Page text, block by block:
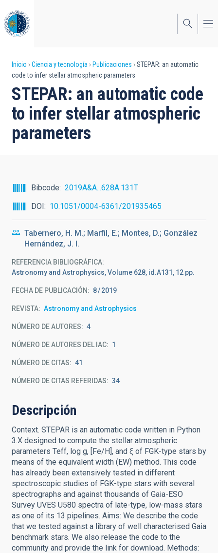
al
contenido
principal
Sobrescribir
enlaces
de
ayuda
a
Inicio Ciencia y tecnología Publicaciones
STEPAR: an automatic
code to infer stellar atmospheric parameters
STEPAR: an automatic code
to infer stellar atmospheric
parameters
Bibcode
2019A&A...628A.131T
DOI
10.1051/0004-6361/201935465
Tabernero, H. M.; Marfil, E.; Montes, D.; González
Hernández, J. I.
REFERENCIA BIBLIOGRÁFICA
Astronomy and Astrophysics, Volume 628, id.A131, 12 pp.
FECHA DE PUBLICACIÓN: 8 2019
REVISTA Astronomy and Astrophysics
NÚMERO DE AUTORES 4
NÚMERO DE AUTORES DEL IAC 1
NÚMERO DE CITAS 41
NÚMERO DE CITAS REFERIDAS 34
Descripción
Context. STEPAR is an automatic code written in Python
3.X designed to compute the stellar atmospheric
parameters Teff, log g, [Fe/H], and ξ of FGK-type stars by
means of the equivalent width (EW) method. This code
has already been extensively tested in different
spectroscopic studies of FGK-type stars with several
spectrographs and against thousands of Gaia-ESO
Survey UVES U580 spectra of late-type, low-mass stars
as one of its 13 pipelines. Aims: We describe the code
that we tested against a library of well characterised Gaia
benchmark stars. We also release the code to the
community and provide the link for download. Methods: